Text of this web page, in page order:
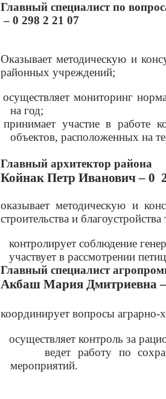
Главный специалист по
– 0 298 2 21 07
Оказывает методическую и
районных учреждений;
осуществляет мониторинг
на год;
принимает участие в работе
объектов, расположенных на
Главный архитектор района
Койнак Петр Иванович – 0
оказывает методическую и
строительства и
контролирует соблюдение
участвует в рассмотрении
Главный специалист
Акбаш Мария Дмитриевна
координирует вопросы аграрно-
осуществляет контроль за
ведет работу по
мероприятий.